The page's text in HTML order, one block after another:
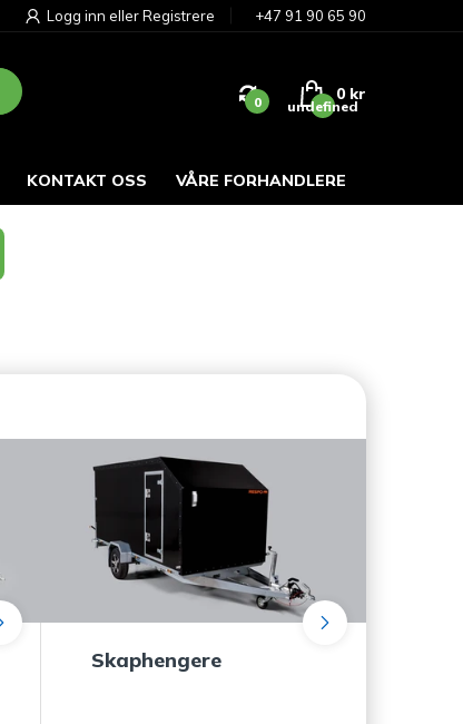
Logg inn ellerRegistrere +47 91 90 65 90
0 undefined
0 kr
KONTAKT OSS VÅRE FORHANDLERE
Skaphengere